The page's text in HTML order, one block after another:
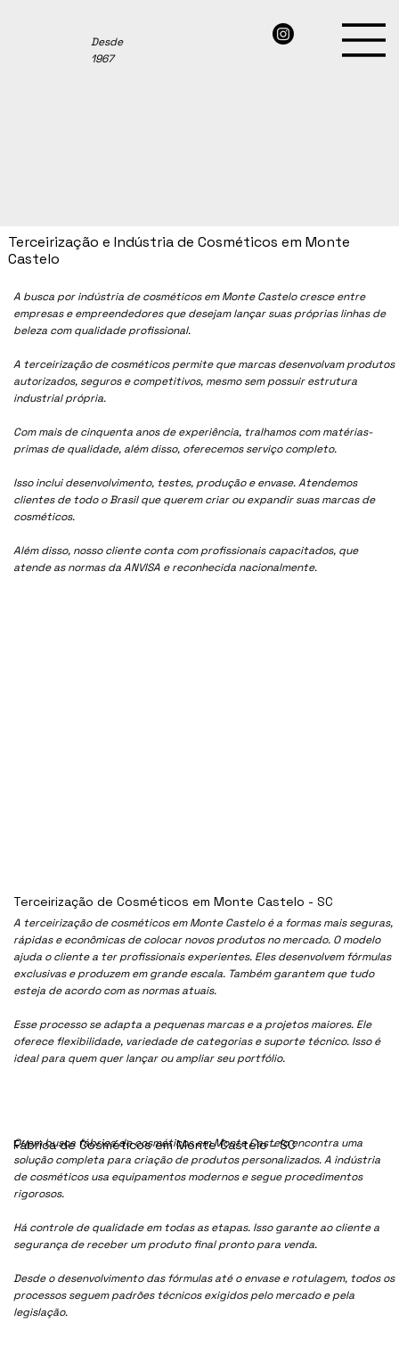
Desde
1967
A busca por indústria de cosméticos em Monte Castelo cresce entre
empresas e empreendedores que desejam lançar suas próprias linhas de
beleza com qualidade profissional.
A terceirização de cosméticos permite que marcas desenvolvam produtos
autorizados, seguros e competitivos, mesmo sem possuir estrutura
industrial própria.
Com mais de cinquenta anos de experiência, tralhamos com matérias-
primas de qualidade, além disso, oferecemos serviço completo.
Isso inclui desenvolvimento, testes, produção e envase. Atendemos
clientes de todo o Brasil que querem criar ou expandir suas marcas de
cosméticos.
Além disso, nosso cliente conta com profissionais capacitados, que
atende as normas da ANVISA e reconhecida nacionalmente.
A terceirização de cosméticos em Monte Castelo é a formas mais seguras,
rápidas e econômicas de colocar novos produtos no mercado. O modelo
ajuda o cliente a ter profissionais experientes. Eles desenvolvem fórmulas
exclusivas e produzem em grande escala. Também garantem que tudo
esteja de acordo com as normas atuais.
Esse processo se adapta a pequenas marcas e a projetos maiores. Ele
oferece flexibilidade, variedade de categorias e suporte técnico. Isso é
ideal para quem quer lançar ou ampliar seu portfólio.
Quem busca fábrica de cosméticos em Monte Castelo encontra uma
solução completa para criação de produtos personalizados. A indústria
de cosméticos usa equipamentos modernos e segue procedimentos
rigorosos.
Há controle de qualidade em todas as etapas. Isso garante ao cliente a
segurança de receber um produto final pronto para venda.
Desde o desenvolvimento das fórmulas até o envase e rotulagem, todos os
processos seguem padrões técnicos exigidos pelo mercado e pela
legislação.
Terceirização e Indústria de Cosméticos em Monte
Castelo
Fábrica de Cosméticos em Monte Castelo - SC
Terceirização de Cosméticos em Monte Castelo - SC